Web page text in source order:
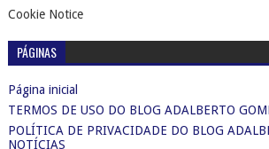
Cookie Notice
PÁGINAS
Página inicial
TERMOS DE USO DO BLOG ADALBERTO
POLÍTICA DE PRIVACIDADE DO BLOG
NOTÍCIAS